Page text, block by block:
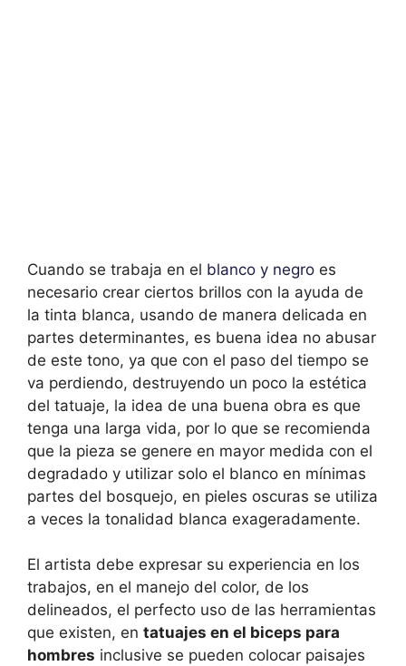
Cuando se trabaja en el blanco y negro es
necesario crear ciertos brillos con la ayuda de
la tinta blanca, usando de manera delicada en
partes determinantes, es buena idea no abusar
de este tono, ya que con el paso del tiempo se
va perdiendo, destruyendo un poco la estética
del tatuaje, la idea de una buena obra es que
tenga una larga vida, por lo que se recomienda
que la pieza se genere en mayor medida con el
degradado y utilizar solo el blanco en mínimas
partes del bosquejo, en pieles oscuras se utiliza
a veces la tonalidad blanca exageradamente.
El artista debe expresar su experiencia en los
trabajos, en el manejo del color, de los
delineados, el perfecto uso de las herramientas
que existen, en tatuajes en el biceps para
hombres inclusive se pueden colocar paisajes